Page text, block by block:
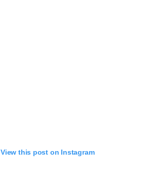
View this post on Instagram